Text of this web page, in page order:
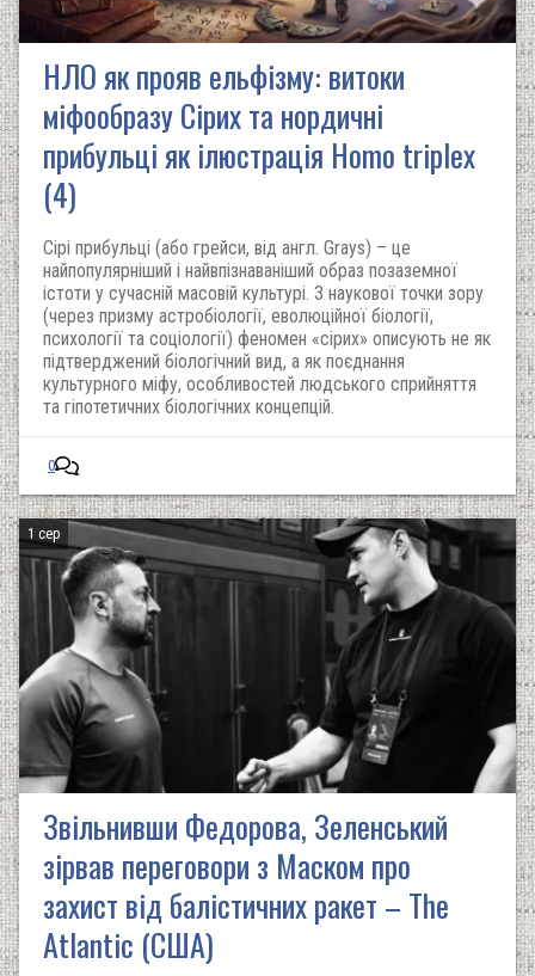
НЛО як прояв ельфізму: витоки
міфообразу Сірих та нордичні
прибульці як ілюстрація Homo triplex
(4)
Сірі прибульці (або грейси, від англ. Grays) – це
найпопулярніший і найвпізнаваніший образ позаземної
істоти у сучасній масовій культурі. З наукової точки зору
(через призму астробіології, еволюційної біології,
психології та соціології) феномен «сірих» описують не як
підтверджений біологічний вид, а як поєднання
культурного міфу, особливостей людського сприйняття
та гіпотетичних біологічних концепцій.
0
1 сер
Звільнивши Федорова, Зеленський
зірвав переговори з Маском про
захист від балістичних ракет – The
Atlantic (США)